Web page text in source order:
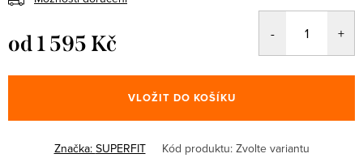
od1 595 Kč
cena:
VLOŽIT DO KOŠÍKU
Značka: SUPERFIT Kód produktu: Zvolte variantu